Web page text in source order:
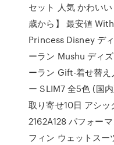
セット 人気 かわい
歳から】 最安値
Princess Disney デ
ーラン Mushu ディ
ーラン Gift-着せ替
ー SLIM7 全5色 (国
取り寄せ10日 アシッ
2162A128 パフォー
フィン ウェットスー